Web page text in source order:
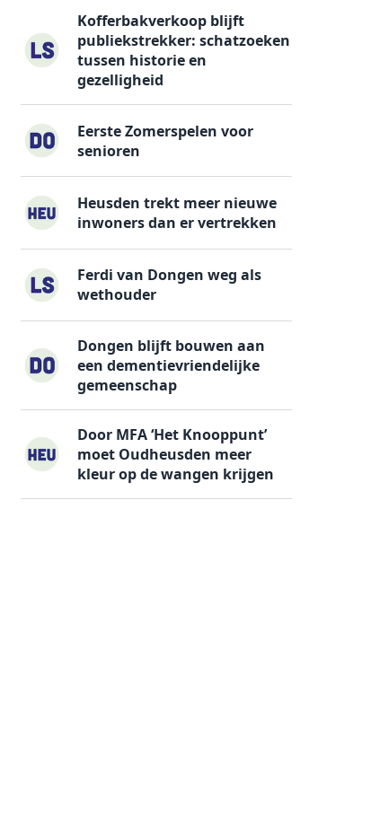
Kofferbakverkoop blijft
publiekstrekker: schatzoeken
tussen historie en
gezelligheid
Eerste Zomerspelen voor
senioren
Heusden trekt meer nieuwe
inwoners dan er vertrekken
Ferdi van Dongen weg als
wethouder
Dongen blijft bouwen aan
een dementievriendelijke
gemeenschap
Door MFA ‘Het Knooppunt’
moet Oudheusden meer
kleur op de wangen krijgen